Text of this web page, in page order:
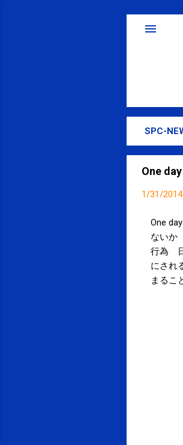
稿
SPC-
One
1/31/2014
One
ないか
行為 日
にされ
まるこ
「す